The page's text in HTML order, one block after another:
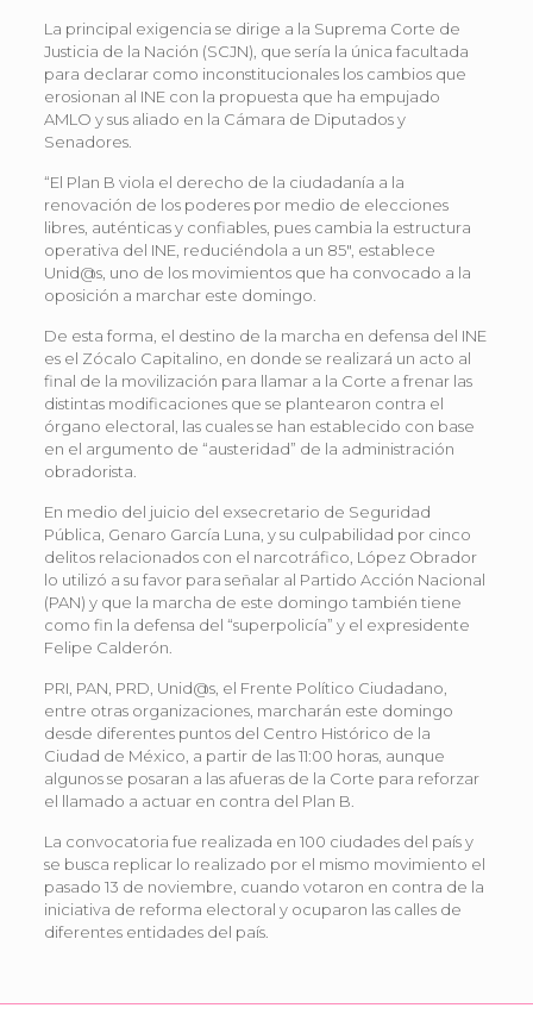
La principal exigencia se dirige a la Suprema Corte de
Justicia de la Nación (SCJN), que sería la única facultada
para declarar como inconstitucionales los cambios que
erosionan al INE con la propuesta que ha empujado
AMLO y sus aliado en la Cámara de Diputados y
Senadores.
“El Plan B viola el derecho de la ciudadanía a la
renovación de los poderes por medio de elecciones
libres, auténticas y confiables, pues cambia la estructura
operativa del INE, reduciéndola a un 85″, establece
Unid@s, uno de los movimientos que ha convocado a la
oposición a marchar este domingo.
De esta forma, el destino de la marcha en defensa del INE
es el Zócalo Capitalino, en donde se realizará un acto al
final de la movilización para llamar a la Corte a frenar las
distintas modificaciones que se plantearon contra el
órgano electoral, las cuales se han establecido con base
en el argumento de “austeridad” de la administración
obradorista.
En medio del juicio del exsecretario de Seguridad
Pública, Genaro García Luna, y su culpabilidad por cinco
delitos relacionados con el narcotráfico, López Obrador
lo utilizó a su favor para señalar al Partido Acción Nacional
(PAN) y que la marcha de este domingo también tiene
como fin la defensa del “superpolicía” y el expresidente
Felipe Calderón.
PRI, PAN, PRD, Unid@s, el Frente Político Ciudadano,
entre otras organizaciones, marcharán este domingo
desde diferentes puntos del Centro Histórico de la
Ciudad de México, a partir de las 11:00 horas, aunque
algunos se posaran a las afueras de la Corte para reforzar
el llamado a actuar en contra del Plan B.
La convocatoria fue realizada en 100 ciudades del país y
se busca replicar lo realizado por el mismo movimiento el
pasado 13 de noviembre, cuando votaron en contra de la
iniciativa de reforma electoral y ocuparon las calles de
diferentes entidades del país.